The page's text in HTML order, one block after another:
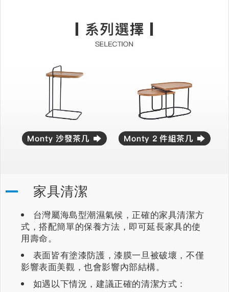
家具清潔
台灣屬海島型潮濕氣候，正確的家具清潔方
式，搭配簡單的保養方法，即可延長家具的使
用壽命。
表面皆有塗漆防護，漆膜一旦被破壞，不僅
影響表面美觀，也會影響內部結構。
如遇以下情況，建議正確的清潔方式：